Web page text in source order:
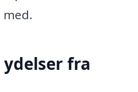
ydelser fra